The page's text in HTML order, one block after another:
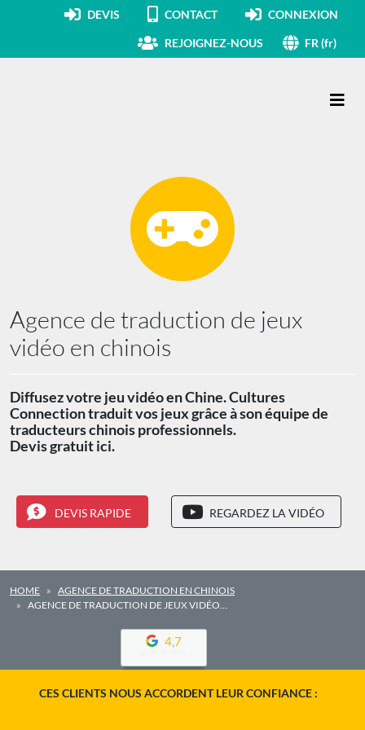
DEVIS CONTACT CONNEXION
REJOIGNEZ-NOUS FR (fr)
Agence de traduction de jeux
vidéo en chinois
Diffusez votre jeu vidéo en Chine. Cultures
Connection traduit vos jeux grâce à son équipe de
traducteurs chinois professionnels.
Devis gratuit ici.
DEVIS RAPIDE REGARDEZ LA VIDÉO
HOME
AGENCE DE TRADUCTION EN CHINOIS
AGENCE DE TRADUCTION DE JEUX VIDÉO…
4,7
CES CLIENTS NOUS ACCORDENT LEUR CONFIANCE :